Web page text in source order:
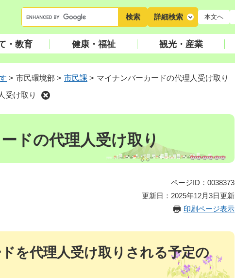
ー
ワ
ー
索
詳細検索 本文へ
・教育 健康・福祉 観光・産業
> 市民環境部 > 市民課 > マイナンバーカードの代理人受け取り
受け取り
ドの代理人受け取り
ページID：0038373
更新日：2025年12月3日更新
印刷ページ表示
を代理人受け取りされる予定の